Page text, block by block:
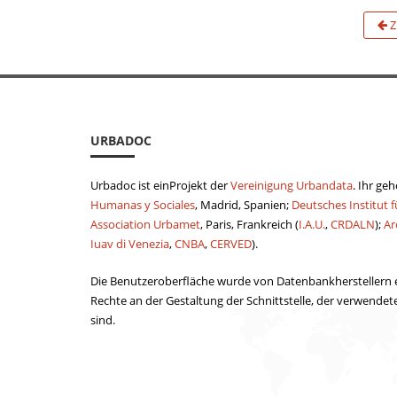
URBADOC
Urbadoc ist einProjekt derVereinigung Urbandata. Ihr
Humanas y Sociales, Madrid, Spanien; Deutsches Institut
Association Urbamet, Paris, Frankreich (I.A.U.,CRDALN);
Iuav di Venezia,CNBA,CERVED).
Die Benutzeroberfläche wurde von Datenbankherstellern
Rechte an der Gestaltung der Schnittstelle, der
sind.